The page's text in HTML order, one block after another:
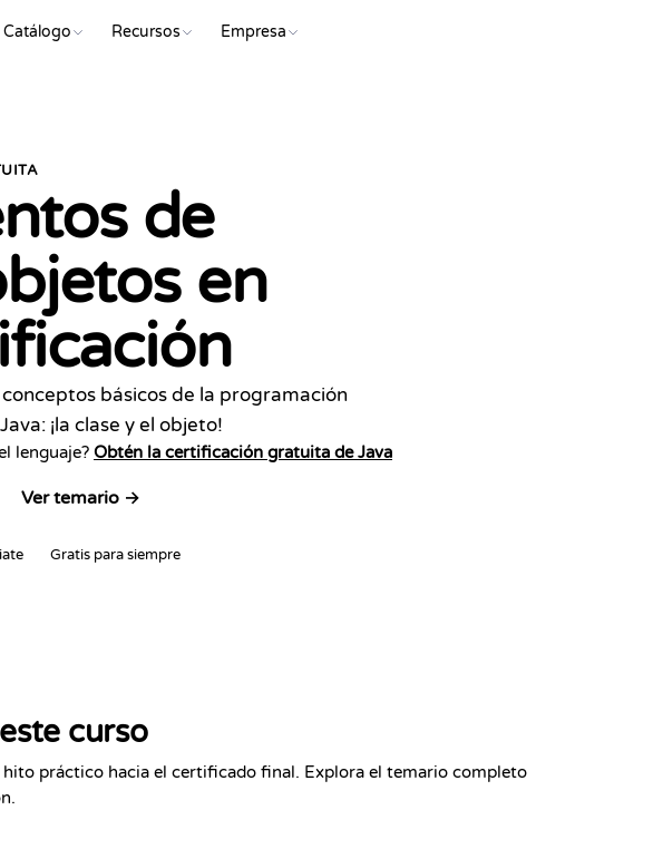
Catálogo Recursos Empresa
de
en
básicos de la programación
¡la clase y el objeto!
lenguaje? Obtén la certificación gratuita de Java
Ver temario →
Gratis para siempre
curso
hito práctico hacia el certificado final. Explora el temario completo